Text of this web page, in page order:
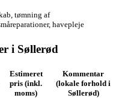
tømning af
havepleje
i Søllerød
Estimeret
pris (inkl.
moms)
Kommentar
(lokale forhold i
Søllerød)